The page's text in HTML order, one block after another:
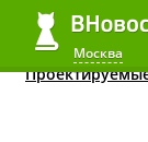
Москва
Москва
Квартиры до 2